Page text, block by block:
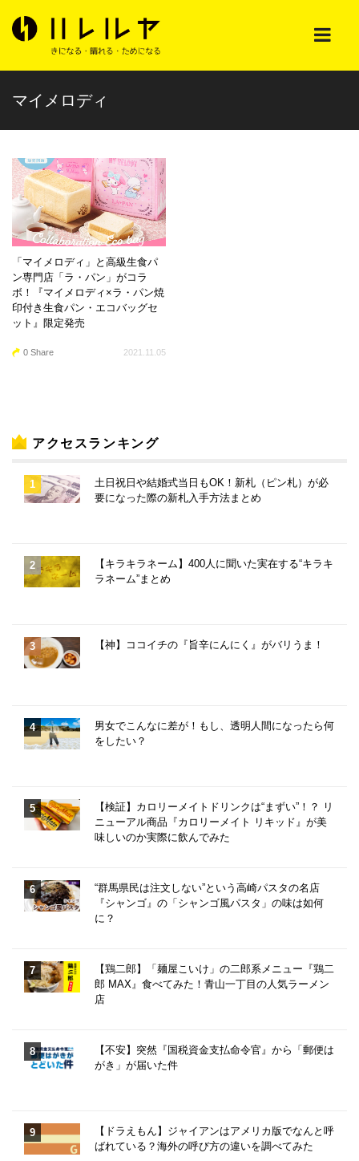
マイメロディ
「マイメロディ」と高級生食パ
ン専門店「ラ・パン」がコラ
ボ！『マイメロディ×ラ・パン焼
印付き生食パン・エコバッグセ
ット』限定発売
0 Share 2021.11.05
アクセスランキング
土日祝日や結婚式当日もOK！新札（ピン札）が必
要になった際の新札入手方法まとめ
【キラキラネーム】400人に聞いた実在する“キラキ
ラネーム”まとめ
【神】ココイチの『旨辛にんにく』がバリうま！
男女でこんなに差が！もし、透明人間になったら何
をしたい？
【検証】カロリーメイトドリンクは“まずい”！？ リ
ニューアル商品『カロリーメイト リキッド』が美
味しいのか実際に飲んでみた
“群馬県民は注文しない”という高崎パスタの名店
『シャンゴ』の「シャンゴ風パスタ」の味は如何
に？
【鶏二郎】「麺屋こいけ」の二郎系メニュー『鶏二
郎 MAX』食べてみた！青山一丁目の人気ラーメン
店
【不安】突然『国税資金支払命令官』から「郵便は
がき」が届いた件
【ドラえもん】ジャイアンはアメリカ版でなんと呼
ばれている？海外の呼び方の違いを調べてみた